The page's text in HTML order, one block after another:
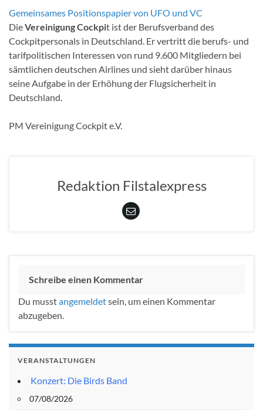
Gemeinsames Positionspapier von UFO und VC
DieVereinigung Cockpit ist der Berufsverband des
Cockpitpersonals in Deutschland. Er vertritt die berufs- und
tarifpolitischen Interessen von rund 9.600 Mitgliedern bei
sämtlichen deutschen Airlines und sieht darüber hinaus
seine Aufgabe in der Erhöhung der Flugsicherheit in
Deutschland.
PM Vereinigung Cockpit e.V.
Redaktion Filstalexpress
Schreibe einen Kommentar
Du musstangemeldetsein, um einen Kommentar
abzugeben.
VERANSTALTUNGEN
Konzert: Die Birds Band
07/08/2026